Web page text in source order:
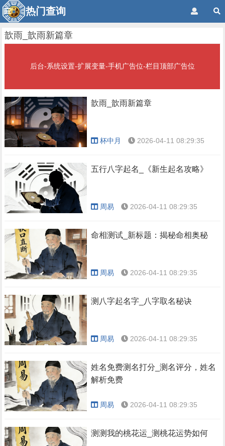
热门查询
歆雨_歆雨新篇章
后台-系统设置-扩展变量-手机广告位-栏目顶部广告位
歆雨_歆雨新篇章
杯中月 2026-04-11 08:29:35
五行八字起名_《新生起名攻略》
周易 2026-04-11 08:29:35
命相测试_新标题：揭秘命相奥秘
周易 2026-04-11 08:29:35
测八字起名字_八字取名秘诀
周易 2026-04-11 08:29:35
姓名免费测名打分_测名评分，姓名
解析免费
周易 2026-04-11 08:29:35
测测我的桃花运_测桃花运势如何